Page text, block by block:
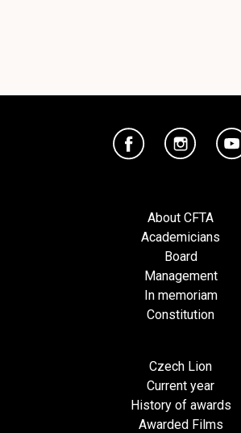
About CFTA
Academicians
Board
Management
In memoriam
Constitution
Czech Lion
Current year
History of awards
Awarded Films